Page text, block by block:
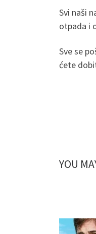
Svi naši
otpada i
Sve se
ćete
YOU